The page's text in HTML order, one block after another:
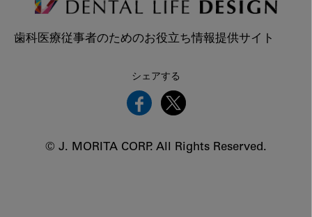
歯科医療従事者のためのお役立ち情報提供サイト
シェアする
© J. MORITA CORP. All Rights Reserved.